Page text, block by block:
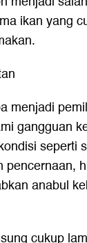
ikan yang
menjadi
gangguan
seperti
pencernaan,
anabul
cukup